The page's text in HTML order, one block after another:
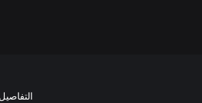
التفاصيل